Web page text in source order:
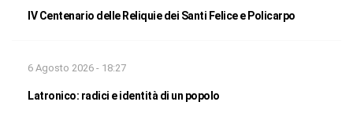
IV Centenario delle Reliquie dei Santi Felice e Policarpo
6 Agosto 2026 - 18:27
Latronico: radici e identità di un popolo